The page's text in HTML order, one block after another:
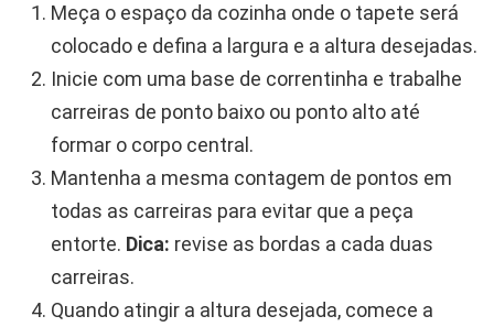
Meça o espaço da cozinha onde o tapete será
colocado e defina a largura e a altura desejadas.
Inicie com uma base de correntinha e trabalhe
carreiras de ponto baixo ou ponto alto até
formar o corpo central.
Mantenha a mesma contagem de pontos em
todas as carreiras para evitar que a peça
entorte. Dica: revise as bordas a cada duas
carreiras.
Quando atingir a altura desejada, comece a